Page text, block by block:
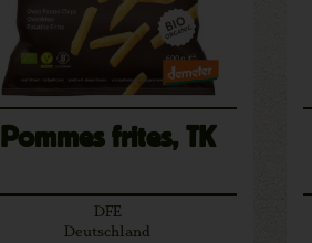
Pommes frites, TK
DFE
Deutschland